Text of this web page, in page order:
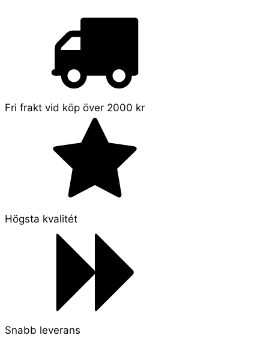
Fri frakt vid köp över 2000 kr
Högsta kvalitét
Snabb leverans